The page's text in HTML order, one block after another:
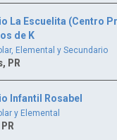
La Escuelita (Centro
de K
Elemental y Secundario
PR
Infantil Rosabel
y Elemental